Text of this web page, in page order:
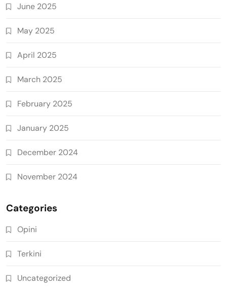
June 2025
May 2025
April 2025
March 2025
February 2025
January 2025
December 2024
November 2024
Categories
Opini
Terkini
Uncategorized